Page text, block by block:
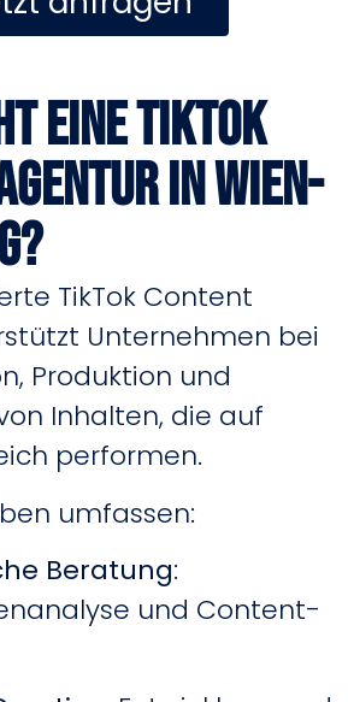
eine TikTok
in Wien-
TikTok Content
Unternehmen bei
Produktion und
Inhalten, die auf
performen.
umfassen:
Beratung:
und Content-